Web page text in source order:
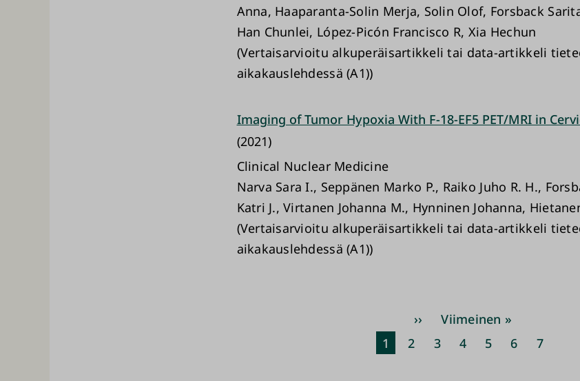
Anna, Haaparanta-Solin Merja, Solin Olof, Forsback
Han Chunlei, López-Picón Francisco R, Xia Hechun
(Vertaisarvioitu alkuperäisartikkeli tai data-artikkeli
aikakauslehdessä (A1))
Imaging of Tumor Hypoxia With F-18-EF5 PET/MRI in
(2021)
Clinical Nuclear Medicine
Narva Sara I., Seppänen Marko P., Raiko Juho R. H.,
Katri J., Virtanen Johanna M., Hynninen Johanna,
(Vertaisarvioitu alkuperäisartikkeli tai data-artikkeli
aikakauslehdessä (A1))
Sivutus
Seuraava
sivu
››
Viimeinen
sivu
Viimeinen »
Nykyinen
1 Sivu
2 Sivu
3 Sivu
4 Sivu
5 Sivu
6 Sivu
7